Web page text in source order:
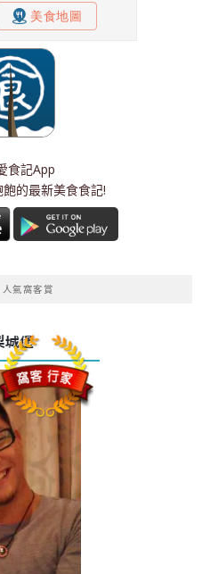
食記App
的最新美食食記!
氣窩客賞